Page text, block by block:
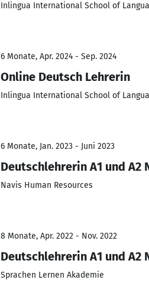
Inlingua International School of
6 Monate, Apr. 2024 - Sep. 2024
Online Deutsch Lehrerin
Inlingua International School of
6 Monate, Jan. 2023 - Juni 2023
Deutschlehrerin A1 und A2
Navis Human Resources
8 Monate, Apr. 2022 - Nov. 2022
Deutschlehrerin A1 und A2
Sprachen Lernen Akademie